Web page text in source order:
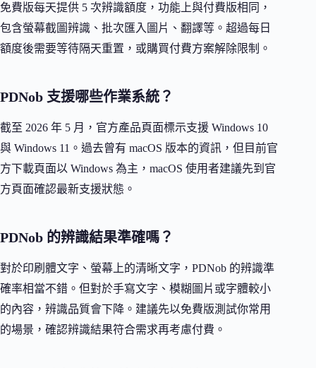
免費版每天提供 5 次辨識額度，功能上與付費版相同，
包含螢幕截圖辨識、批次匯入圖片、翻譯等。超過每日
額度後需要等待隔天重置，或購買付費方案解除限制。
PDNob 支援哪些作業系統？
截至 2026 年 5 月，官方產品頁面標示支援 Windows 10
與 Windows 11。過去曾有 macOS 版本的資訊，但目前官
方下載頁面以 Windows 為主，macOS 使用者建議先到官
方頁面確認最新支援狀態。
PDNob 的辨識結果準確嗎？
對於印刷體文字、螢幕上的清晰文字，PDNob 的辨識準
確率相當不錯。但對於手寫文字、模糊圖片或字體較小
的內容，辨識品質會下降。建議先以免費版測試你常用
的場景，確認辨識結果符合需求再考慮付費。